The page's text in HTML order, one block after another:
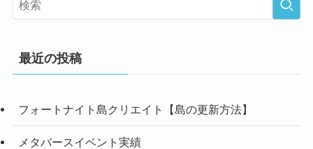
最近の投稿
フォートナイト島クリエイト【島の更新方法】
メタバースイベント実績